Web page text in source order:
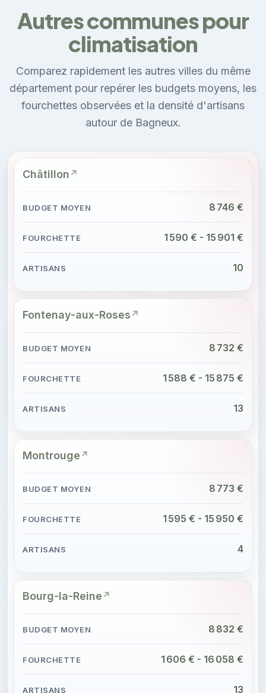
Autres communes pour
climatisation
Comparez rapidement les autres villes du même
département pour repérer les budgets moyens, les
fourchettes observées et la densité d'artisans
autour de Bagneux.
Châtillon
8 746 €
1 590 € - 15 901 €
10
Fontenay-aux-Roses
8 732 €
1 588 € - 15 875 €
13
Montrouge
8 773 €
1 595 € - 15 950 €
4
Bourg-la-Reine
8 832 €
1 606 € - 16 058 €
13